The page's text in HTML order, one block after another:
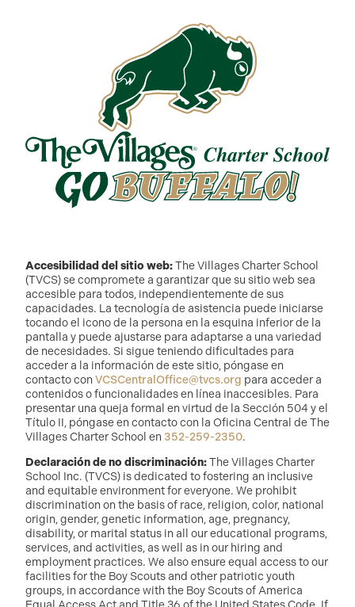
Accesibilidad del sitio web:The Villages Charter School
(TVCS) se compromete a garantizar que su sitio web sea
accesible para todos, independientemente de sus
capacidades. La tecnología de asistencia puede iniciarse
tocando el icono de la persona en la esquina inferior de la
pantalla y puede ajustarse para adaptarse a una variedad
de necesidades. Si sigue teniendo dificultades para
acceder a la información de este sitio, póngase en
contacto con VCSCentralOffice@tvcs.org para acceder a
contenidos o funcionalidades en línea inaccesibles. Para
presentar una queja formal en virtud de la Sección 504 y el
Título II, póngase en contacto con la Oficina Central de The
Villages Charter School en 352-259-2350.
Declaración de no discriminación:The Villages Charter
School Inc. (TVCS) is dedicated to fostering an inclusive
and equitable environment for everyone. We prohibit
discrimination on the basis of race, religion, color, national
origin, gender, genetic information, age, pregnancy,
disability, or marital status in all our educational programs,
services, and activities, as well as in our hiring and
employment practices. We also ensure equal access to our
facilities for the Boy Scouts and other patriotic youth
groups, in accordance with the Boy Scouts of America